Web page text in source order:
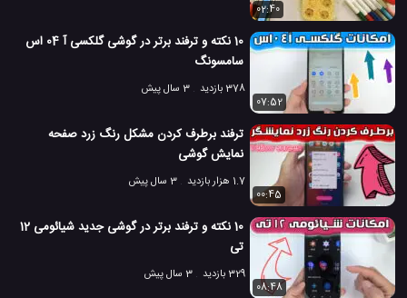
02:40
10 نکته و ترفند برتر در گوشی گلکسی آ 04 اس
سامسونگ
378 بازدید
3 سال پیش
07:52
ترفند برطرف کردن مشکل رنگ زرد صفحه
نمایش گوشی
1.7 هزار بازدید
3 سال پیش
00:45
10 نکته و ترفند برتر در گوشی جدید شیائومی 12
تی
329 بازدید
3 سال پیش
08:48